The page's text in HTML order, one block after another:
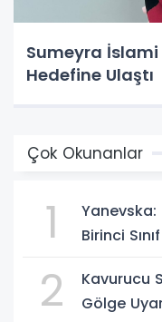
Sumeyra İslami
Hedefine Ulaştı
Çok Okunanlar
1
Yanevska:
Birinci
2
Kavurucu
Gölge